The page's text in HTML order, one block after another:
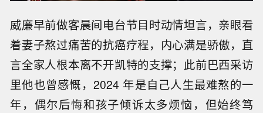
威廉早前做客晨间电台节目时动情坦言，亲眼看
着妻子熬过痛苦的抗癌疗程，内心满是骄傲，直
言全家人根本离不开凯特的支撑；此前巴西采访
里他也曾感慨，2024 年是自己人生最难熬的一
年，偶尔后悔和孩子倾诉太多烦恼，但始终笃